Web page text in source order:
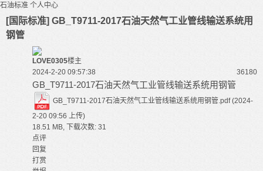
石油标准 个人中心
[国际标准] GB_T9711-2017石油天然气工业管线输送系统用
钢管
LOVE0305楼主
2024-2-20 09:57:38
36180
GB_T9711-2017石油天然气工业管线输送系统用钢管
GB_T9711-2017石油天然气工业管线输送系统用钢管.pdf (2024-
2-20 09:56 上传)
18.51 MB, 下载次数: 31
点评
回复
打赏